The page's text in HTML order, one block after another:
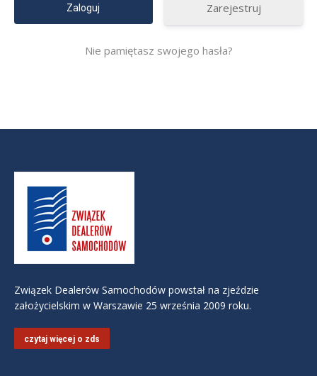
Zarejestruj
Nie pamiętasz swojego hasła?
Związek Dealerów Samochodów powstał na zjeździe
założycielskim w Warszawie 25 września 2009 roku.
czytaj więcej o zds